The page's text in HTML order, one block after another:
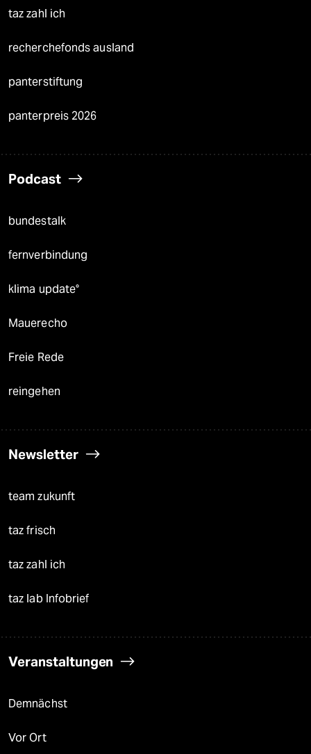
taz zahl ich
recherchefonds ausland
panterstiftung
panterpreis 2026
Podcast
bundestalk
fernverbindung
klima update°
Mauerecho
Freie Rede
reingehen
Newsletter
team zukunft
taz frisch
taz zahl ich
taz lab Infobrief
Veranstaltungen
Demnächst
Vor Ort